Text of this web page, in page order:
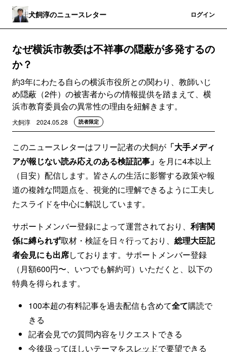
犬飼淳のニュースレター ログイン
なぜ横浜市教委は不祥事の隠蔽が多発するの
か？
約3年にわたる自らの横浜市役所との関わり、教師いじ
め隠蔽（2件）の被害者からの情報提供を踏まえて、横
浜市教育委員会の異常性の理由を紐解きます。
犬飼淳 2024.05.28 読者限定
このニュースレターはフリー記者の犬飼が 「大手メディ
アが報じない読み応えのある検証記事」 を月に4本以上
（目安）配信します。皆さんの生活に影響する政策や報
道の複雑な問題点を、視覚的に理解できるように工夫し
たスライドを中心に解説しています。
サポートメンバー登録によって運営されており、 利害関
係に縛られず取材・検証を日々行っており、 総理大臣記
者会見にも出席しております。サポートメンバー登録
（月額600円〜、いつでも解約可）いただくと、以下の
特典を得られます。
100本超の有料記事を過去配信も含めて全て購読で
きる
記者会見での質問内容をリクエストできる
今後扱ってほしいテーマをスレッドで要望できる